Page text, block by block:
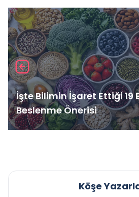
İşte Bilimin İşaret Ettiği 19
Beslenme Önerisi
Köşe